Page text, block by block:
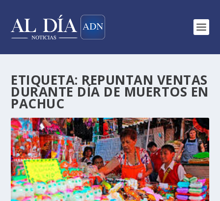
ETIQUETA: REPUNTAN VENTAS
DURANTE DÍA DE MUERTOS EN
PACHUC